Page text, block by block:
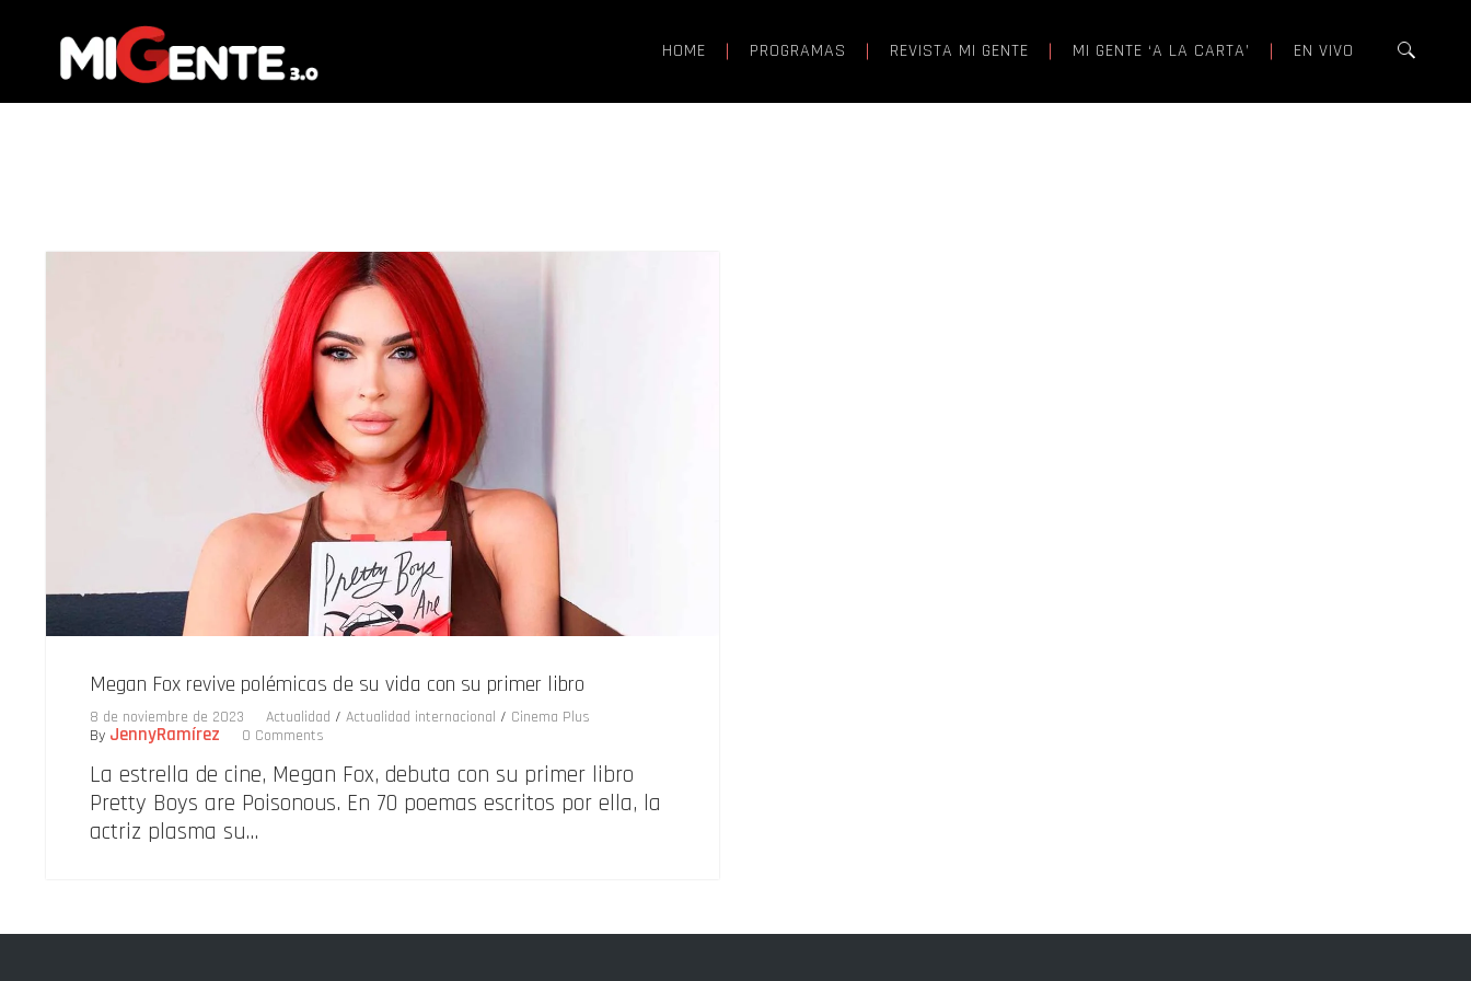
HOME PROGRAMAS REVISTA MI GENTE MI GENTE ‘A LA CARTA’ EN VIVO
Megan Fox revive polémicas de su vida con su primer libro
8 de noviembre de 2023 Actualidad / Actualidad internacional / Cinema Plus
By JennyRamírez 0 Comments
La estrella de cine, Megan Fox, debuta con su primer libro
Pretty Boys are Poisonous. En 70 poemas escritos por ella, la
actriz plasma su…